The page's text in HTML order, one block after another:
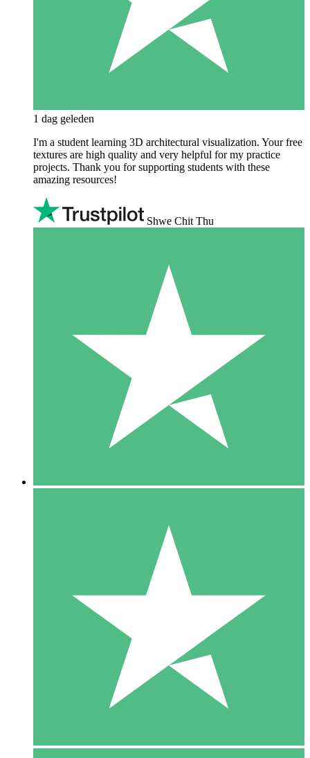
1 dag geleden
I'm a student learning 3D architectural visualization. Your free
textures are high quality and very helpful for my practice
projects. Thank you for supporting students with these
amazing resources!
Shwe Chit Thu